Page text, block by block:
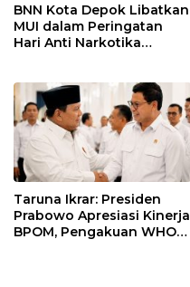
BNN Kota Depok Libatkan
MUI dalam Peringatan
Hari Anti Narkotika
Pencegahan Dimulai dari
Keluarga
Taruna Ikrar: Presiden
Prabowo Apresiasi Kinerja
BPOM, Pengakuan WHO